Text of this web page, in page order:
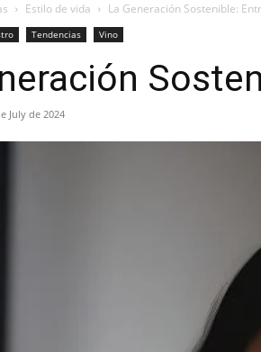
Estilo de vida La Generación Sostenible:
Tendencias Vino
July de 2024